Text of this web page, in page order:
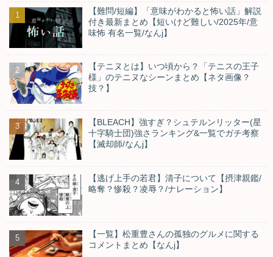
【難問/短編】「意味がわかると怖い話」解説
付き最新まとめ【短いけど難しい/2025年/意
味怖 有名一覧/なんj】
【テニヌとは】いつ頃から？「テニスの王子
様」のテニヌなシーンまとめ【ネタ画像？
技？】
【BLEACH】強すぎ？シュテルンリッター(星
十字騎士団)強さランキング&一覧でガチ考察
【滅却師/なんj】
【逃げ上手の若君】清子について【摂津親鑑/
略奪？惨殺？凌辱？/ナレーション】
【一覧】松重豊さんの孤独のグルメに関する
コメントまとめ【なんj】